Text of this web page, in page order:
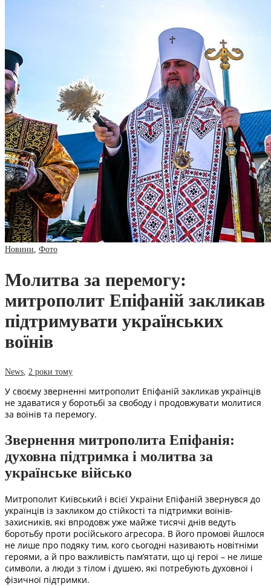
Новини Фото
Молитва за перемогу:
митрополит Епіфаній закликав
підтримувати українських
воїнів
News 2 роки тому
У своєму зверненні митрополит Епіфаній закликав українців
не здаватися у боротьбі за свободу і продовжувати молитися
за воїнів та перемогу.
Звернення митрополита Епіфанія:
духовна підтримка і молитва за
українське військо
Митрополит Київський і всієї України Епіфаній звернувся до
українців із закликом до стійкості та підтримки воїнів-
захисників, які впродовж уже майже тисячі днів ведуть
боротьбу проти російського агресора. В його промові йшлося
не лише про подяку тим, кого сьогодні називають новітніми
героями, а й про важливість пам’ятати, що ці герої – не лише
символи, а люди з тілом і душею, які потребують духовної і
фізичної підтримки.